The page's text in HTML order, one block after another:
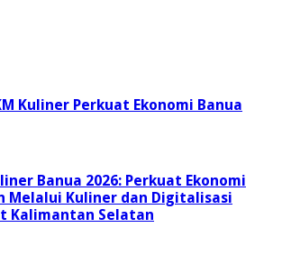
Kuliner Perkuat Ekonomi Banua
Banua 2026: Perkuat Ekonomi
Melalui Kuliner dan Digitalisasi
Kalimantan Selatan